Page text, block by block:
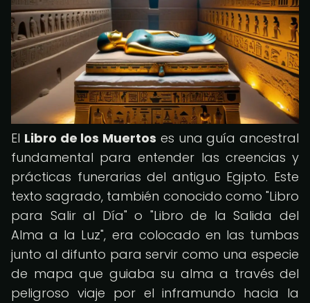
El Libro de los Muertos es una guía ancestral
fundamental para entender las creencias y
prácticas funerarias del antiguo Egipto. Este
texto sagrado, también conocido como "Libro
para Salir al Día" o "Libro de la Salida del
Alma a la Luz", era colocado en las tumbas
junto al difunto para servir como una especie
de mapa que guiaba su alma a través del
peligroso viaje por el inframundo hacia la